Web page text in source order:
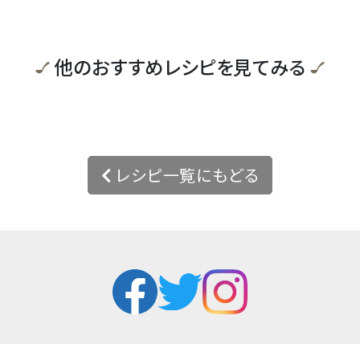
他のおすすめレシピを見てみる
レシピ一覧にもどる